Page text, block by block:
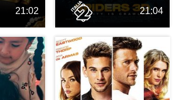
21:02 21:04